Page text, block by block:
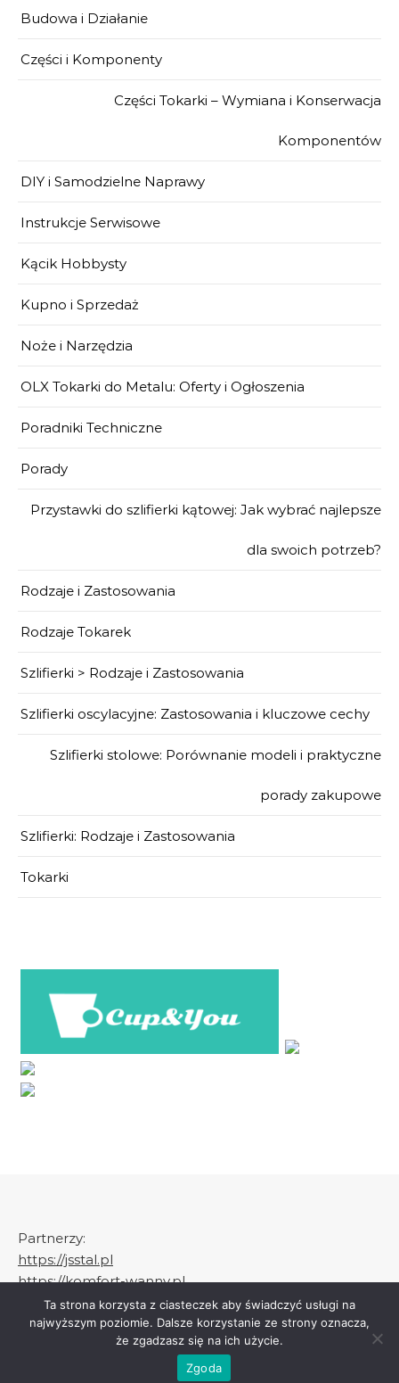
Budowa i Działanie
Części i Komponenty
Części Tokarki – Wymiana i Konserwacja
Komponentów
DIY i Samodzielne Naprawy
Instrukcje Serwisowe
Kącik Hobbysty
Kupno i Sprzedaż
Noże i Narzędzia
OLX Tokarki do Metalu: Oferty i Ogłoszenia
Poradniki Techniczne
Porady
Przystawki do szlifierki kątowej: Jak wybrać najlepsze
dla swoich potrzeb?
Rodzaje i Zastosowania
Rodzaje Tokarek
Szlifierki > Rodzaje i Zastosowania
Szlifierki oscylacyjne: Zastosowania i kluczowe cechy
Szlifierki stolowe: Porównanie modeli i praktyczne
porady zakupowe
Szlifierki: Rodzaje i Zastosowania
Tokarki
Partnerzy:
https://jsstal.pl
https://komfort-wanny.pl
Graceful Theme by Optima Themes
Ta strona korzysta z ciasteczek aby świadczyć usługi na
najwyższym poziomie. Dalsze korzystanie ze strony oznacza,
że zgadzasz się na ich użycie.
Zgoda